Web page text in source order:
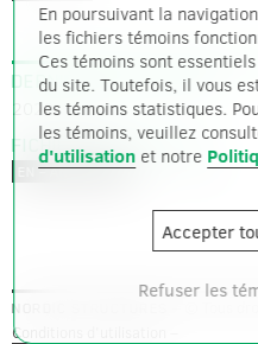
DERNIÈRE MISE À JOUR
2022-04-21
FICHIERS DISPONIBLES
EN – ANGLAIS PDF – 7468 ko
NORDIC STRUCTURES
– © Tous
Conditions d'utilisation
En poursuivant la
les fichiers témoins
Ces témoins sont
du site. Toutefois, il vous
les témoins statistiques.
les témoins, veuillez
d'utilisation et notre
Accepter
Refuser les